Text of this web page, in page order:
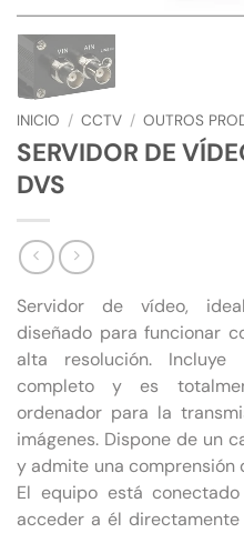
INICIO / CCTV / OUTROS
SERVIDOR DE
DVS
Servidor de vídeo,
diseñado para funcionar
alta resolución.
completo y es
ordenador para la
imágenes. Dispone de un
y admite una comprensión
El equipo está
acceder a él